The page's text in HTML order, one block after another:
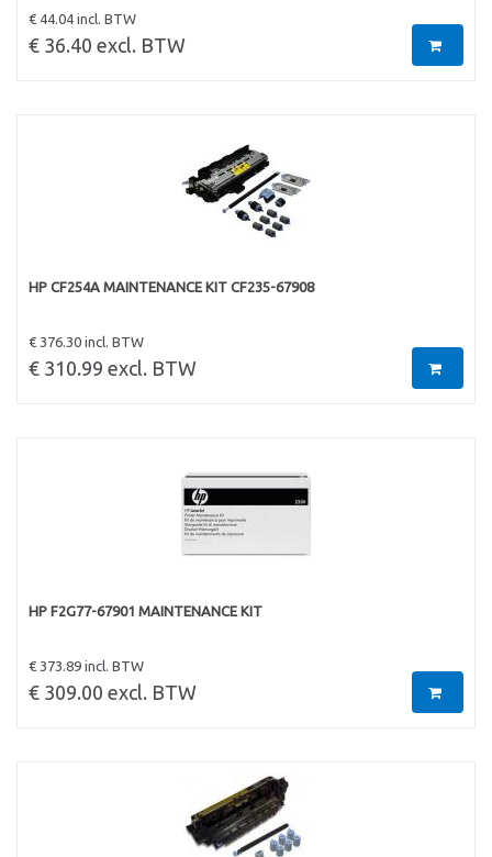
€ 44.04 incl. BTW
€ 36.40 excl. BTW
HP CF254A MAINTENANCE KIT CF235-67908
€ 376.30 incl. BTW
€ 310.99 excl. BTW
HP F2G77-67901 MAINTENANCE KIT
€ 373.89 incl. BTW
€ 309.00 excl. BTW